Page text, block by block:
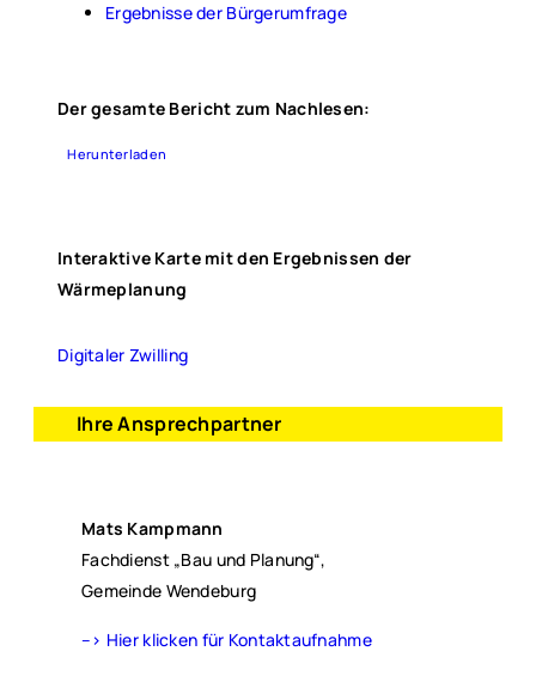
Ergebnisse der Bürgerumfrage
Der gesamte Bericht zum Nachlesen:
Herunterladen
Interaktive Karte mit den Ergebnissen der
Wärmeplanung
Digitaler Zwilling
Ihre Ansprechpartner
Mats Kampmann
Fachdienst „Bau und Planung“,
Gemeinde Wendeburg
–> Hier klicken für Kontaktaufnahme